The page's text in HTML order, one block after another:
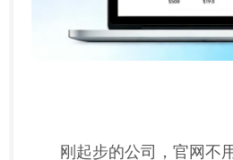
刚起步的公司，官网不